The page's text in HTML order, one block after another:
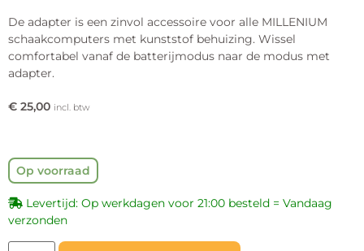
De adapter is een zinvol accessoire voor alle MILLENIUM
schaakcomputers met kunststof behuizing. Wissel
comfortabel vanaf de batterijmodus naar de modus met
adapter.
€ 25,00 incl. btw
Op voorraad
Levertijd: Op werkdagen voor 21:00 besteld = Vandaag
verzonden